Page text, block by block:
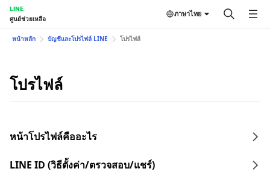
LINE
ศูนย์ช่วยเหลือ
ภาษาไทย
หน้าหลัก บัญชีและโปรไฟล์ LINE โปรไฟล์
โปรไฟล์
หน้าโปรไฟล์คืออะไร
LINE ID (วิธีตั้งค่า/ตรวจสอบ/แชร์)